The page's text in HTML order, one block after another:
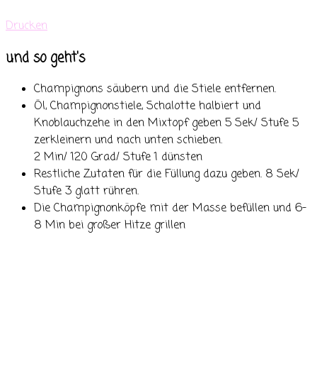
Drucken
und so geht's
Champignons säubern und die Stiele entfernen.
Öl, Champignonstiele, Schalotte halbiert und
Knoblauchzehe in den Mixtopf geben 5 Sek/ Stufe 5
zerkleinern und nach unten schieben.
2 Min/ 120 Grad/ Stufe 1 dünsten
Restliche Zutaten für die Füllung dazu geben. 8 Sek/
Stufe 3 glatt rühren.
Die Champignonköpfe mit der Masse befüllen und 6-
8 Min bei großer Hitze grillen